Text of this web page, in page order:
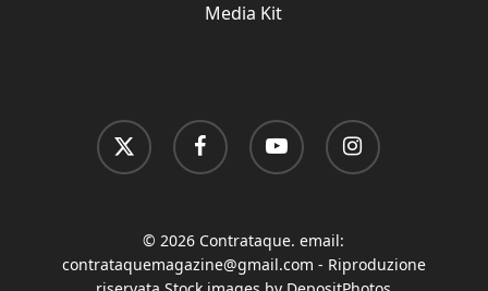
Media Kit
x-
twitter
facebook youtube instagram
© 2026 Contrataque. email:
contrataquemagazine@gmail.com - Riproduzione